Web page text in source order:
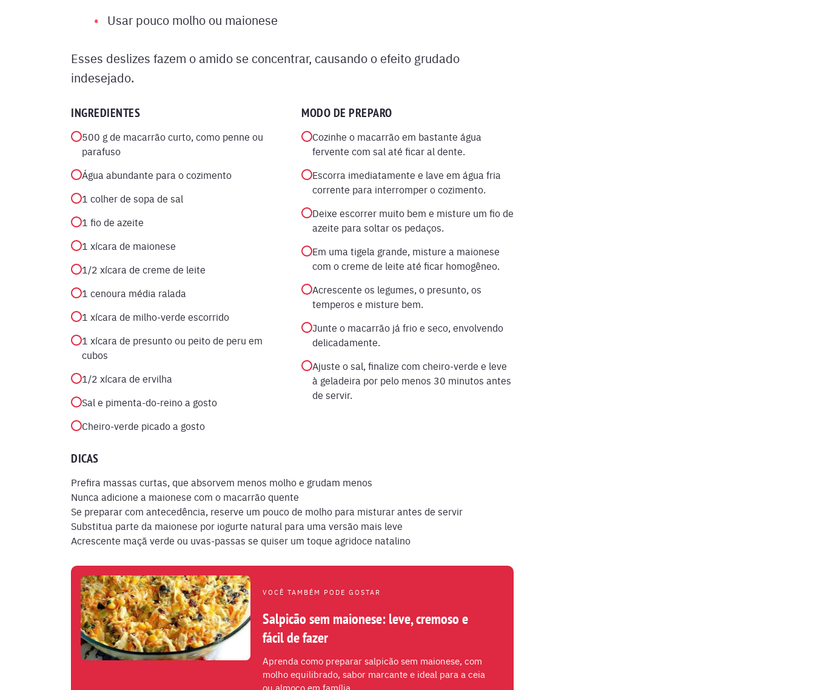
Usar pouco molho ou maionese
Esses deslizes fazem o amido se concentrar, causando o efeito grudado
indesejado.
INGREDIENTES
500 g de macarrão curto, como penne ou
parafuso
Água abundante para o cozimento
1 colher de sopa de sal
1 fio de azeite
1 xícara de maionese
1/2 xícara de creme de leite
1 cenoura média ralada
1 xícara de milho-verde escorrido
1 xícara de presunto ou peito de peru em
cubos
1/2 xícara de ervilha
Sal e pimenta-do-reino a gosto
Cheiro-verde picado a gosto
MODO DE PREPARO
Cozinhe o macarrão em bastante água
fervente com sal até ficar al dente.
Escorra imediatamente e lave em água fria
corrente para interromper o cozimento.
Deixe escorrer muito bem e misture um fio de
azeite para soltar os pedaços.
Em uma tigela grande, misture a maionese
com o creme de leite até ficar homogêneo.
Acrescente os legumes, o presunto, os
temperos e misture bem.
Junte o macarrão já frio e seco, envolvendo
delicadamente.
Ajuste o sal, finalize com cheiro-verde e leve
à geladeira por pelo menos 30 minutos antes
de servir.
DICAS
Prefira massas curtas, que absorvem menos molho e grudam menos
Nunca adicione a maionese com o macarrão quente
Se preparar com antecedência, reserve um pouco de molho para misturar antes de servir
Substitua parte da maionese por iogurte natural para uma versão mais leve
Acrescente maçã verde ou uvas-passas se quiser um toque agridoce natalino
VOCÊ TAMBÉM PODE GOSTAR
Salpicão sem maionese: leve, cremoso e
fácil de fazer
Aprenda como preparar salpicão sem maionese, com
molho equilibrado, sabor marcante e ideal para a ceia
ou almoço em família.